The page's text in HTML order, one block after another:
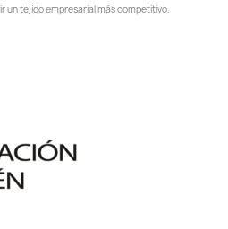
un tejido empresarial más competitivo.